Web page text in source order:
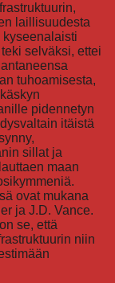
laillisuudesta
kyseenalaisti
selväksi, ettei
tuhoamisesta,
pidennetyn
itäistä
sillat ja
maan
ovat mukana
ja J.D. Vance.
se, että
niin